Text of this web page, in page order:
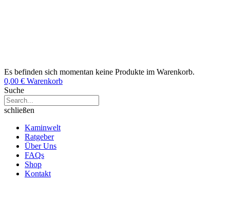
Es befinden sich momentan keine Produkte im Warenkorb.
0,00 € Warenkorb
Suche
schließen
Kaminwelt
Ratgeber
Über Uns
FAQs
Shop
Kontakt